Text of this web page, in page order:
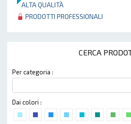
ALTA QUALITÀ
PRODOTTI PROFESSIONALI
CERCA
Per categoria :
Dai colori :